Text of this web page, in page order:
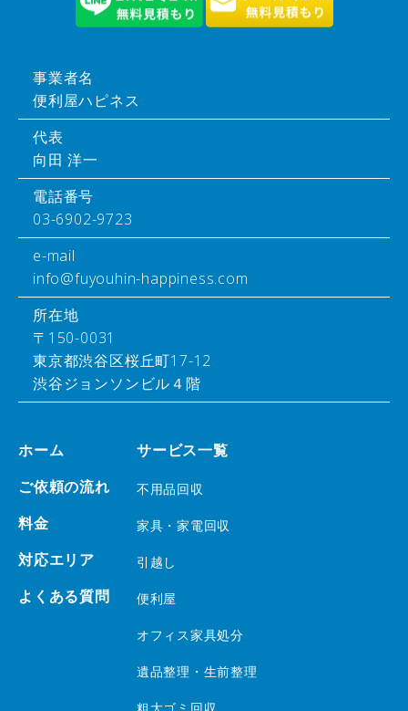
事業者名
便利屋ハピネス
代表
向田 洋一
電話番号
03-6902-9723
e-mail
info@fuyouhin-happiness.com
所在地
〒150-0031
東京都渋谷区桜丘町17-12
渋谷ジョンソンビル４階
ホーム
ご依頼の流れ
料金
対応エリア
よくある質問
サービス一覧
不用品回収
家具・家電回収
引越し
便利屋
オフィス家具処分
遺品整理・生前整理